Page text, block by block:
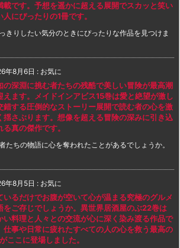
載です。予想を遥かに超える展開でスカッと笑い
人にぴったりの1冊です。
きりしたい気分のときにぴったりな作品を見つけま
年8月6日 : お気に
の深淵に挑む者たちの残酷で美しい冒険が最高潮
えます。メイドインアビス15巻は愛と絶望が激し
錯する圧倒的なストーリー展開で読む者の心を激
揺さぶります。想像を超える冒険の深みに引き込
る真の傑作です。
たちの物語に心を奪われたことがあるでしょうか。
年8月5日 : お気に
いるだけでお腹が空いて心が温まる究極のグルメ
をご存じでしょうか。異世界居酒屋のぶ22巻は
い料理と人々との交流が心に深く染み渡る作品で
仕事や日常に疲れたすべての人の心を救う最高の
ここに登場しました。